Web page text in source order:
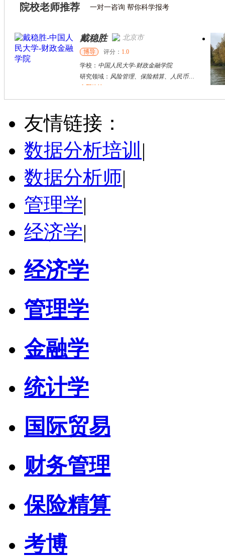
院校老师推荐 一对一咨询 帮你科学报考
李科 长沙市
博导 评分： 5.0
学校： 湖南师范大学-数学与统计学院
研究领域： 社会经济统计，能源与环境统计 湖南省双碳研究院院长
立即咨询
张少华 广州市
博导
学校：广州大学
立即咨询
友情链接：
数据分析培训 |
数据分析师|
管理学|
经济学|
经济学
管理学
金融学
统计学
国际贸易
财务管理
保险精算
考博